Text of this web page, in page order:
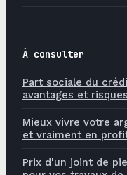
À consulter
Part sociale du
avantages et risques
Mieux vivre votre
et vraiment en
Prix d'un joint de